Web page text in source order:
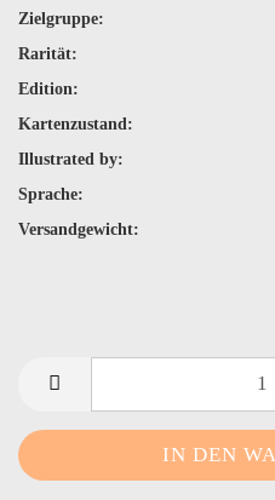
Zielgruppe:
Rarität:
Edition:
Kartenzustand:
Illustrated by:
Sprache:
Versandgewicht: